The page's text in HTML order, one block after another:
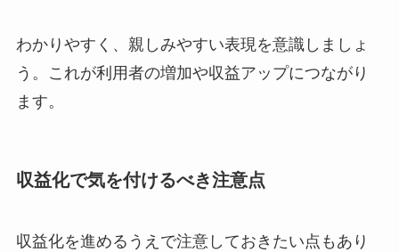
わかりやすく、親しみやすい表現を意識しましょ
う。これが利用者の増加や収益アップにつながり
ます。
収益化で気を付けるべき注意点
収益化を進めるうえで注意しておきたい点もあり